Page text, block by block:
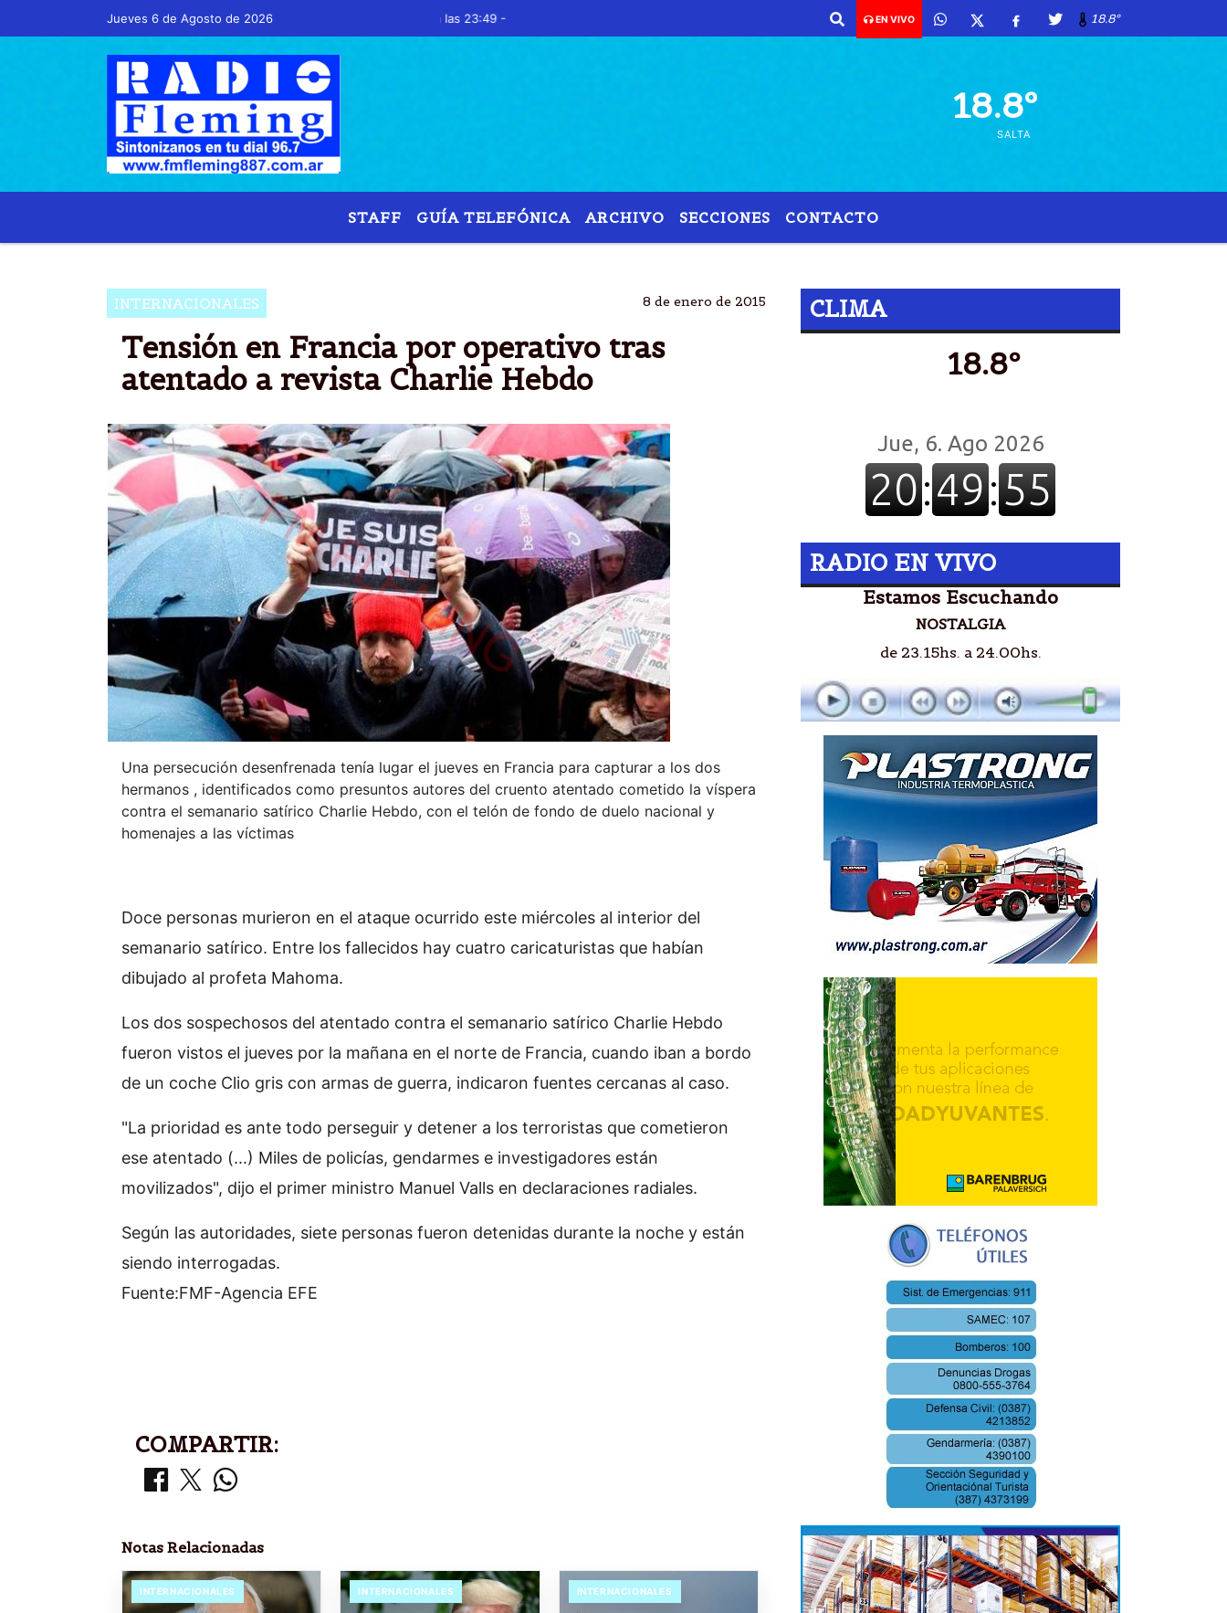
Jueves 6 de Agosto de 2026
Hoy es Jueves 6 de Agosto de 2026 y son las 23:49 - EN VIVO 18.8º
18.8º
SALTA
STAFF GUÍA TELEFÓNICA ARCHIVO SECCIONES CONTACTO
INTERNACIONALES 8 de enero de 2015
Tensión en Francia por operativo tras
atentado a revista Charlie Hebdo
Una persecución desenfrenada tenía lugar el jueves en Francia para capturar a los dos
hermanos , identificados como presuntos autores del cruento atentado cometido la víspera
contra el semanario satírico Charlie Hebdo, con el telón de fondo de duelo nacional y
homenajes a las víctimas
Doce personas murieron en el ataque ocurrido este miércoles al interior del
semanario satírico. Entre los fallecidos hay cuatro caricaturistas que habían
dibujado al profeta Mahoma.
Los dos sospechosos del atentado contra el semanario satírico Charlie Hebdo
fueron vistos el jueves por la mañana en el norte de Francia, cuando iban a bordo
de un coche Clio gris con armas de guerra, indicaron fuentes cercanas al caso.
"La prioridad es ante todo perseguir y detener a los terroristas que cometieron
ese atentado (...) Miles de policías, gendarmes e investigadores están
movilizados", dijo el primer ministro Manuel Valls en declaraciones radiales.
Según las autoridades, siete personas fueron detenidas durante la noche y están
siendo interrogadas.
Fuente:FMF-Agencia EFE
COMPARTIR:
Notas Relacionadas
INTERNACIONALES INTERNACIONALES INTERNACIONALES
CLIMA
18.8º
RADIO EN VIVO
Estamos Escuchando
NOSTALGIA
de 23.15hs. a 24.00hs.